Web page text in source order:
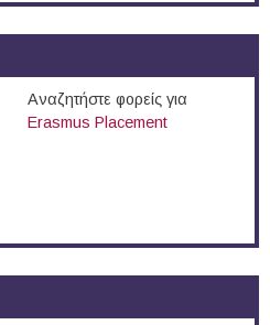
Αναζητήστε φορείς για
Erasmus Placement